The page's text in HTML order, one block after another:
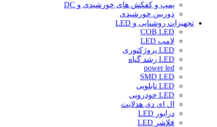
پمپ و کفکش های خورشیدی و DC
دوربین خورشیدی
تجهیزات روشنایی و LED
COB LED
لامپ LED
LED پروژکتوری
LED رشد گیاه
power led
SMD LED
LED تابلویی
LED خودرویی
ال ای دی هدلایت
درایور LED
فلاشر LED